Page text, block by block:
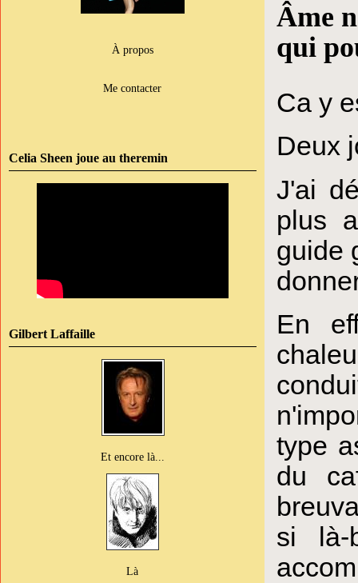
À propos
Me contacter
Celia Sheen joue au theremin
Gilbert Laffaille
Et encore là...
Là
Âme
qui
Ca y
Deux
J'ai
plus
guide
En
type
du
si là-